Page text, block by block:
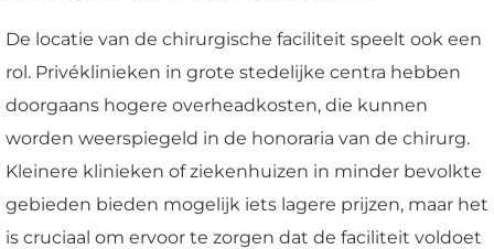
De locatie van de chirurgische faciliteit speelt ook een
rol. Privéklinieken in grote stedelijke centra hebben
doorgaans hogere overheadkosten, die kunnen
worden weerspiegeld in de honoraria van de chirurg.
Kleinere klinieken of ziekenhuizen in minder bevolkte
gebieden bieden mogelijk iets lagere prijzen, maar het
is cruciaal om ervoor te zorgen dat de faciliteit voldoet